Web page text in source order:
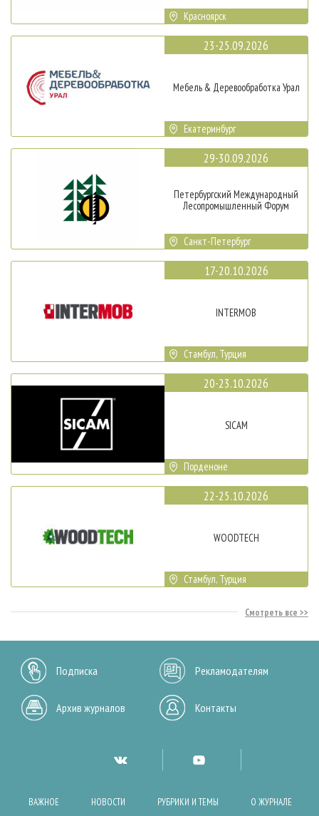
Красноярск
23-25.09.2026
Мебель & Деревообработка Урал
Екатеринбург
29-30.09.2026
Петербургский Международный
Лесопромышленный Форум
Санкт-Петербург
17-20.10.2026
INTERMOB
Стамбул, Турция
20-23.10.2026
SICAM
Порденоне
22-25.10.2026
WOODTECH
Стамбул, Турция
Смотреть все
Подписка Рекламодателям
Архив журналов Контакты
ВАЖНОЕ НОВОСТИ РУБРИКИ И ТЕМЫ О ЖУРНАЛЕ